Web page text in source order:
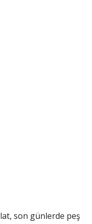
son günlerde peş